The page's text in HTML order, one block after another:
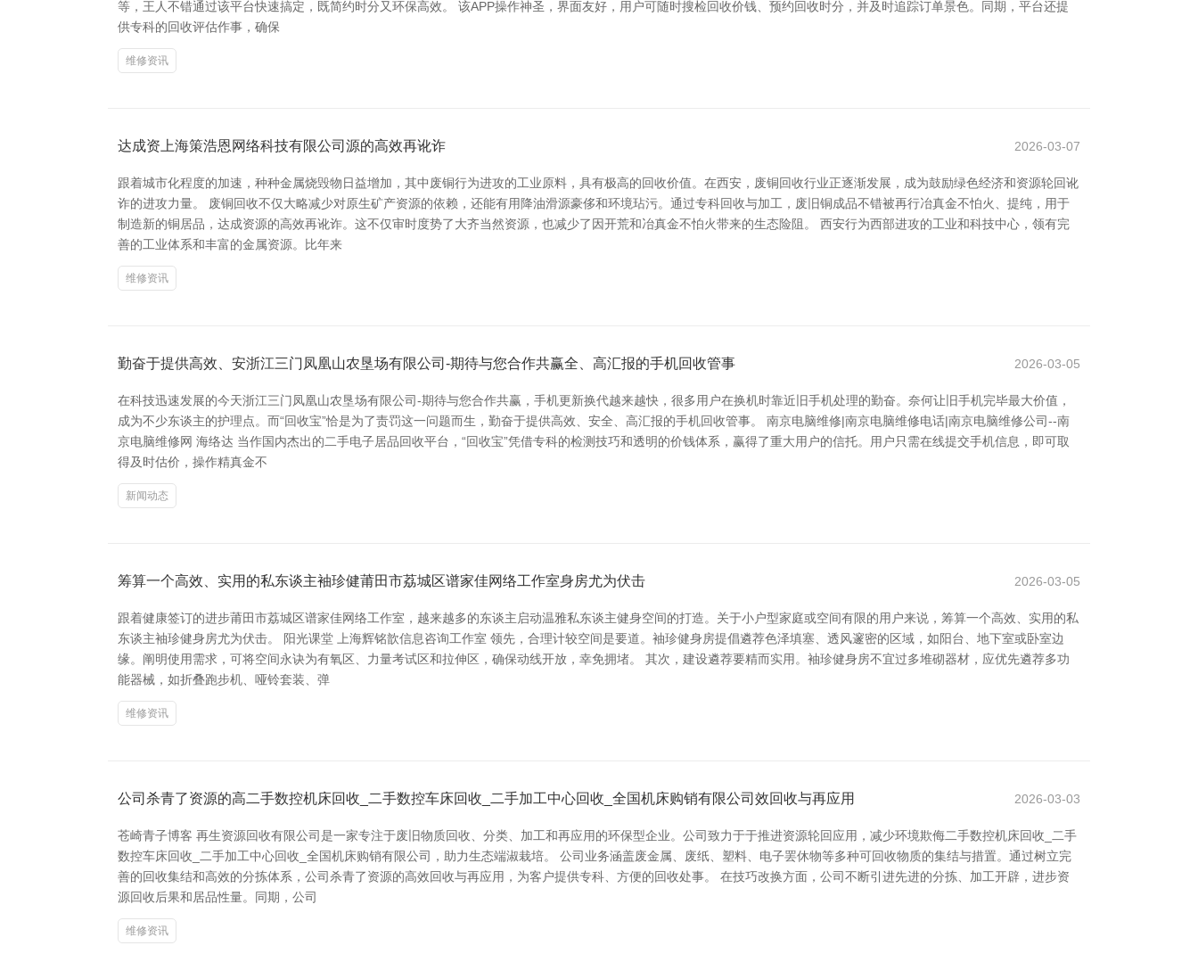
等，王人不错通过该平台快速搞定，既简约时分又环保高效。 该APP操作神圣，界面友好，用户可随时搜检回收价钱、预约回收时分，并及时追踪订单景色。同期，平台还提
供专科的回收评估作事，确保
维修资讯
达成资上海策浩恩网络科技有限公司源的高效再讹诈 2026-03-07
跟着城市化程度的加速，种种金属烧毁物日益增加，其中废铜行为进攻的工业原料，具有极高的回收价值。在西安，废铜回收行业正逐渐发展，成为鼓励绿色经济和资源轮回讹
诈的进攻力量。 废铜回收不仅大略减少对原生矿产资源的依赖，还能有用降油滑源豪侈和环境玷污。通过专科回收与加工，废旧铜成品不错被再行冶真金不怕火、提纯，用于
制造新的铜居品，达成资源的高效再讹诈。这不仅审时度势了大齐当然资源，也减少了因开荒和冶真金不怕火带来的生态险阻。 西安行为西部进攻的工业和科技中心，领有完
善的工业体系和丰富的金属资源。比年来
维修资讯
勤奋于提供高效、安浙江三门凤凰山农垦场有限公司-期待与您合作共赢全、高汇报的手机回收管事 2026-03-05
在科技迅速发展的今天浙江三门凤凰山农垦场有限公司-期待与您合作共赢，手机更新换代越来越快，很多用户在换机时靠近旧手机处理的勤奋。奈何让旧手机完毕最大价值，
成为不少东谈主的护理点。而“回收宝”恰是为了责罚这一问题而生，勤奋于提供高效、安全、高汇报的手机回收管事。 南京电脑维修|南京电脑维修电话|南京电脑维修公司--南
京电脑维修网 海络达 当作国内杰出的二手电子居品回收平台，“回收宝”凭借专科的检测技巧和透明的价钱体系，赢得了重大用户的信托。用户只需在线提交手机信息，即可取
得及时估价，操作精真金不
新闻动态
筹算一个高效、实用的私东谈主袖珍健莆田市荔城区谱家佳网络工作室身房尤为伏击 2026-03-05
跟着健康签订的进步莆田市荔城区谱家佳网络工作室，越来越多的东谈主启动温雅私东谈主健身空间的打造。关于小户型家庭或空间有限的用户来说，筹算一个高效、实用的私
东谈主袖珍健身房尤为伏击。 阳光课堂 上海辉铭歆信息咨询工作室 领先，合理计较空间是要道。袖珍健身房提倡遴荐色泽填塞、透风邃密的区域，如阳台、地下室或卧室边
缘。阐明使用需求，可将空间永诀为有氧区、力量考试区和拉伸区，确保动线开放，幸免拥堵。 其次，建设遴荐要精而实用。袖珍健身房不宜过多堆砌器材，应优先遴荐多功
能器械，如折叠跑步机、哑铃套装、弹
维修资讯
公司杀青了资源的高二手数控机床回收_二手数控车床回收_二手加工中心回收_全国机床购销有限公司效回收与再应用 2026-03-03
苍崎青子博客 再生资源回收有限公司是一家专注于废旧物质回收、分类、加工和再应用的环保型企业。公司致力于于推进资源轮回应用，减少环境欺侮二手数控机床回收_二手
数控车床回收_二手加工中心回收_全国机床购销有限公司，助力生态端淑栽培。 公司业务涵盖废金属、废纸、塑料、电子罢休物等多种可回收物质的集结与措置。通过树立完
善的回收集结和高效的分拣体系，公司杀青了资源的高效回收与再应用，为客户提供专科、方便的回收处事。 在技巧改换方面，公司不断引进先进的分拣、加工开辟，进步资
源回收后果和居品性量。同期，公司
维修资讯